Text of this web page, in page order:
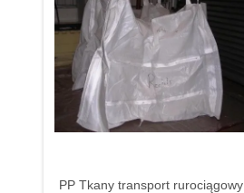
PP Tkany transport rurociągowy